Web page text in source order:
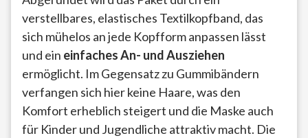
verstellbares, elastisches Textilkopfband, das
sich mühelos an jede Kopfform anpassen lässt
und ein einfaches An- und Ausziehen
ermöglicht. Im Gegensatz zu Gummibändern
verfangen sich hier keine Haare, was den
Komfort erheblich steigert und die Maske auch
für Kinder und Jugendliche attraktiv macht. Die